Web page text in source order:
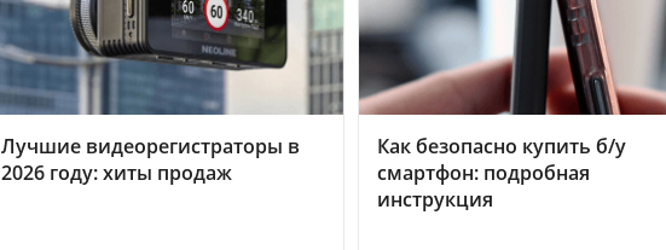
Лучшие видеорегистраторы в
2026 году: хиты продаж
Как безопасно купить б/у
смартфон: подробная
инструкция